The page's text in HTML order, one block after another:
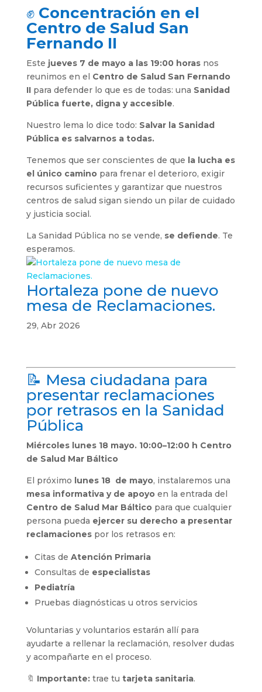
✊ Concentración en el
Centro de Salud San
Fernando II
Este jueves 7 de mayo a las 19:00 horasnos
reunimos en el Centro de Salud San Fernando
IIpara defender lo que es de todas: una Sanidad
Pública fuerte, digna y accesible.
Nuestro lema lo dice todo: Salvar la Sanidad
Pública es salvarnos a todas.
Tenemos que ser conscientes de que la lucha es
el único caminopara frenar el deterioro, exigir
recursos suficientes y garantizar que nuestros
centros de salud sigan siendo un pilar de cuidado
y justicia social.
La Sanidad Pública no se vende, se defiende. Te
esperamos.
Hortaleza pone de nuevo
mesa de Reclamaciones.
29, Abr 2026
📝 Mesa ciudadana para
presentar reclamaciones
por retrasos en la Sanidad
Pública
Miércoles lunes 18 mayo. 10:00–12:00 h Centro
de Salud Mar Báltico
El próximo lunes 18 de mayo, instalaremos una
mesa informativa y de apoyoen la entrada del
Centro de Salud Mar Bálticopara que cualquier
persona pueda ejercer su derecho a presentar
reclamacionespor los retrasos en:
Citas de Atención Primaria
Consultas de especialistas
Pediatría
Pruebas diagnósticas u otros servicios
Voluntarias y voluntarios estarán allí para
ayudarte a rellenar la reclamación, resolver dudas
y acompañarte en el proceso.
🔖 Importante:trae tu tarjeta sanitaria.